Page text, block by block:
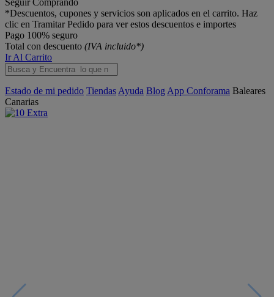
Seguir Comprando
*Descuentos, cupones y servicios son aplicados en el carrito. Haz
clic en Tramitar Pedido para ver estos descuentos e importes
Pago 100% seguro
Total con descuento (IVA incluido*)
Ir Al Carrito
Estado de mi pedido Tiendas Ayuda Blog App Conforama Baleares
Canarias